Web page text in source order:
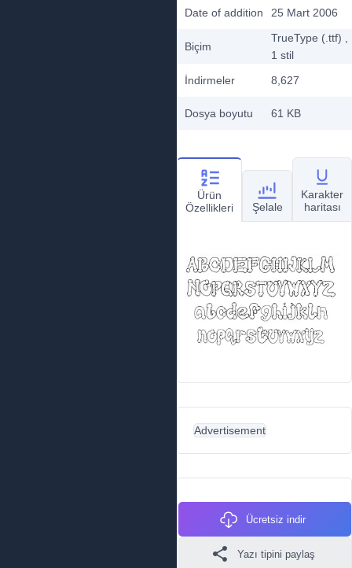
Date of addition 25 Mart 2006
Biçim
TrueType (.ttf)
1 stil
İndirmeler
8,627
Dosya boyutu 61 KB
Ürün
Özellikleri
Şelale
Karakter
haritası
Advertisement
Ücretsiz indir
Yazı tipini paylaş